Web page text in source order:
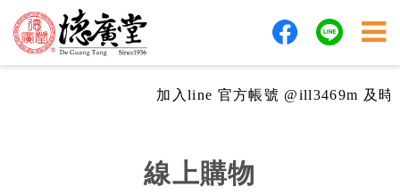
加入line 官方帳號 @ill3469m 及時獲
線上購物